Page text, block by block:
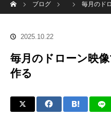
ブログ
毎月のド
2025.10.22
毎月のドローン映
作る